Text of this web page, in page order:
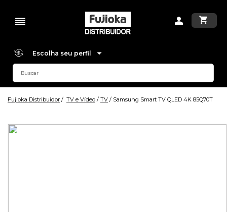
Escolha seu perfil
Fujioka Distribuidor TV e Vídeo TV Samsung Smart TV QLED 4K 85Q70T